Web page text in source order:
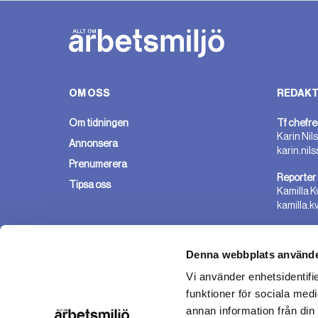
Denna webbplats
Vi använder
funktioner för sociala
annan information från
OM OSS
Om tidningen
Annonsera
Prenumerera
Tipsa oss
Tf
Karin
Reporter
Kamilla